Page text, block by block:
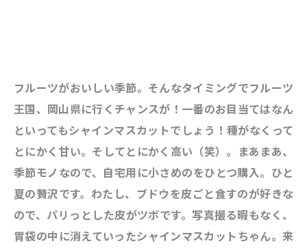
フルーツがおいしい季節。そんなタイミングでフルーツ
王国、岡山県に行くチャンスが！一番のお目当てはなん
といってもシャインマスカットでしょう！種がなくって
とにかく甘い。そしてとにかく高い（笑）。まあまあ、
季節モノなので、自宅用に小さめのをひとつ購入。ひと
夏の贅沢です。わたし、ブドウを皮ごと食すのが好きな
ので、パリっとした皮がツボです。写真撮る暇もなく、
胃袋の中に消えていったシャインマスカットちゃん。来